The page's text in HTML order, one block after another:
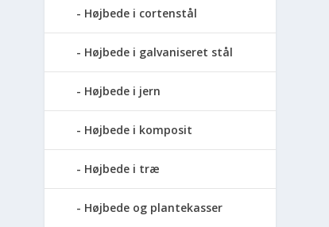
Højbede i cortenstål
Højbede i galvaniseret stål
Højbede i jern
Højbede i komposit
Højbede i træ
Højbede og plantekasser